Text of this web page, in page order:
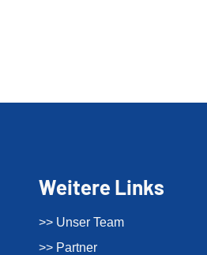
Weitere Links
>> Unser Team
>> Partner